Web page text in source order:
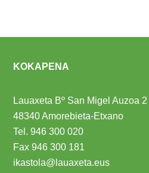
KOKAPENA
Lauaxeta Bº San Migel Auzoa 2
48340 Amorebieta-Etxano
Tel.946 300 020
Fax 946 300 181
ikastola@lauaxeta.eus